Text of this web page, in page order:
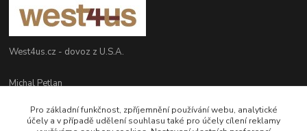
West4us.cz - dovoz z U.S.A.
Michal Petlan
(Po-Pá, 9-16h)
Pro základní funkčnost, zpříjemnění používání webu, analytické
účely a v případě udělení souhlasu také pro účely cílení reklamy